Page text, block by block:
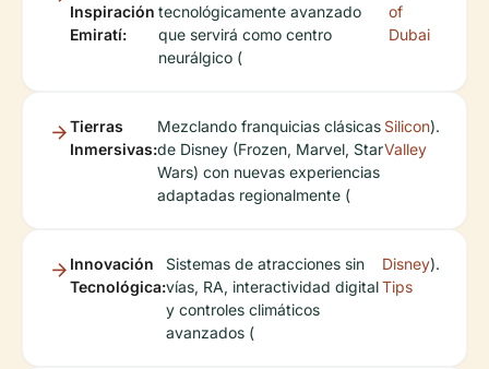
Inspiración
Emiratí:
tecnológicamente avanzado
que servirá como centro
neurálgico (
of
Dubai
Tierras
Inmersivas:
Mezclando franquicias clásicas
de Disney (Frozen, Marvel, Star
Wars) con nuevas experiencias
adaptadas regionalmente (
Silicon
Valley
).
Innovación
Tecnológica:
Sistemas de atracciones sin
vías, RA, interactividad digital
y controles climáticos
avanzados (
Disney
Tips
).